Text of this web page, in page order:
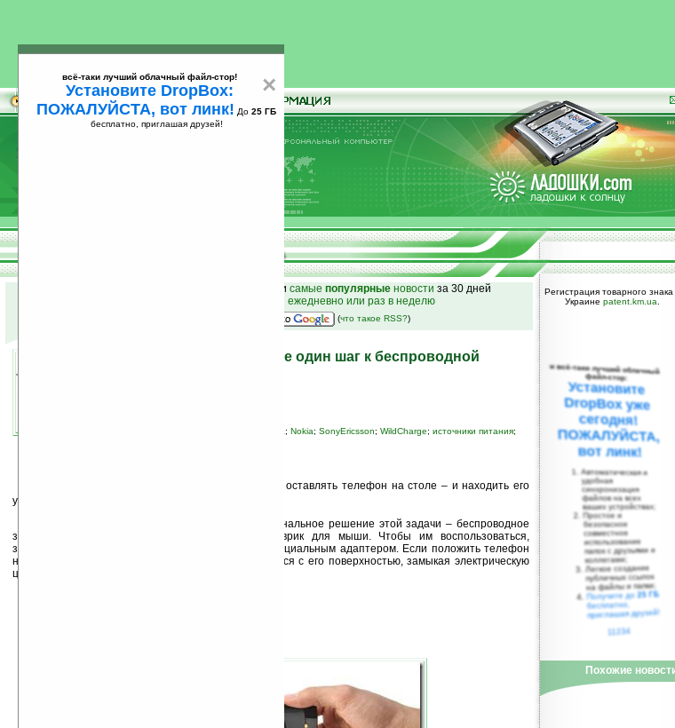
25
и самые популярные новости за 30 дней
на email ежедневно или раз в неделю
(что такое RSS?)
Зарядка WildCharge — еще один шаг к беспроводной
; Nokia; SonyEricsson; WildCharge; источники питания;
то не мечтал о том, чтобы вечером просто оставлять телефон на столе – и находить его
утром в состоянии полной боевой готовности.
предложила свое оригинальное решение этой задачи – беспроводное
зарядное устройство, внешне напоминающее коврик для мыши. Чтобы им воспользоваться,
заряжаемое устройство должно быть оснащено специальным адаптером. Если положить телефон
на такой «коврик», контакты адаптера соприкасаются с его поверхностью, замыкая электрическую
цепь, и телефон начинает заряжаться.
Регистрация товарного знака
Украине patent.km.ua
×
всё-таки лучший облачный файл-стор!
Установите DropBox:
ПОЖАЛУЙСТА, вот линк! До 25 ГБ
бесплатно, приглашая друзей!
и всё-таки лучший облачный
файл-стор:
Установите
DropBox уже
сегодня!
ПОЖАЛУЙСТА,
вот линк!
Автоматическая и
удобная
синхронизация
файлов на всех
ваших устройствах;
Простое и
безопасное
совместное
использование
папок с друзьями и
коллегами;
Легкое создание
публичных ссылок
на файлы и папки;
Получите до25 ГБ
бесплатно,
приглашая друзей!
11234
Похожие